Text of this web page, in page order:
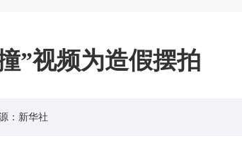
”视频为造假摆拍
： 新华社